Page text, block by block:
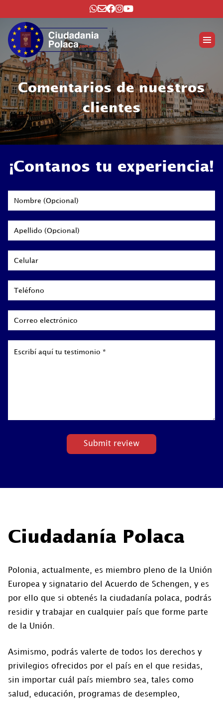
Comentarios de nuestros
clientes
¡Contanos tu experiencia!
Nombre
Apellido
Celular
Teléfono
Ciudadanía Polaca
Polonia, actualmente, es miembro pleno de la Unión
Europea y signatario del Acuerdo de Schengen, y es
por ello que si obtenés la ciudadanía polaca, podrás
residir y trabajar en cualquier país que forme parte
de la Unión.
Asimismo, podrás valerte de todos los derechos y
privilegios ofrecidos por el país en el que residas,
sin importar cuál país miembro sea, tales como
salud, educación, programas de desempleo,